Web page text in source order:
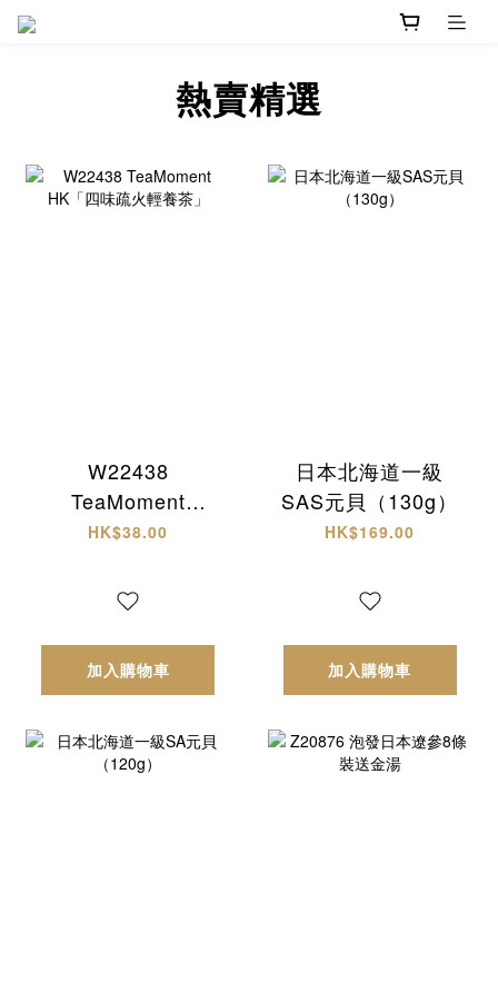
熱賣精選
W22438
TeaMoment
HK「四味疏火輕養
HK$38.00
加入購物車
日本北海道一級
SAS元貝（130g）
HK$169.00
加入購物車